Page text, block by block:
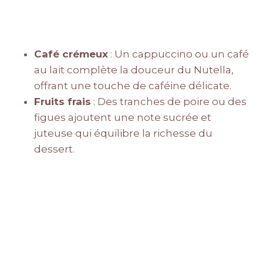
Café crémeux : Un cappuccino ou un café
au lait complète la douceur du Nutella,
offrant une touche de caféine délicate.
Fruits frais : Des tranches de poire ou des
figues ajoutent une note sucrée et
juteuse qui équilibre la richesse du
dessert.